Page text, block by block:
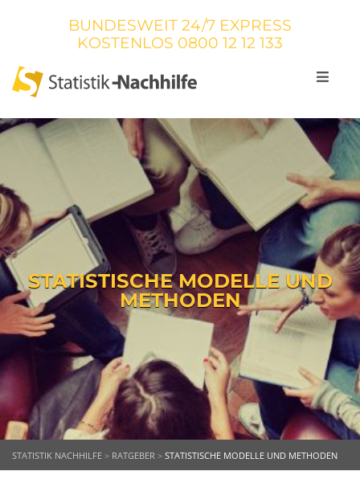
BUNDESWEIT 24/7 EXPRESS
KOSTENLOS 0800 12 12 133
STATISTISCHE MODELLE UND
METHODEN
STATISTIK NACHHILFE > RATGEBER > STATISTISCHE MODELLE UND METHODEN